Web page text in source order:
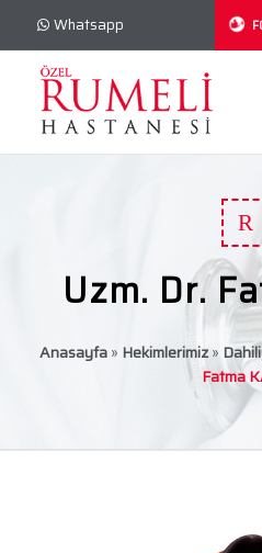
Whatsapp
R
Uzm. Dr.
Anasayfa» Hekimlerimiz»
Fatma